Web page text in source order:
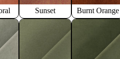
Sunset Burnt Orange